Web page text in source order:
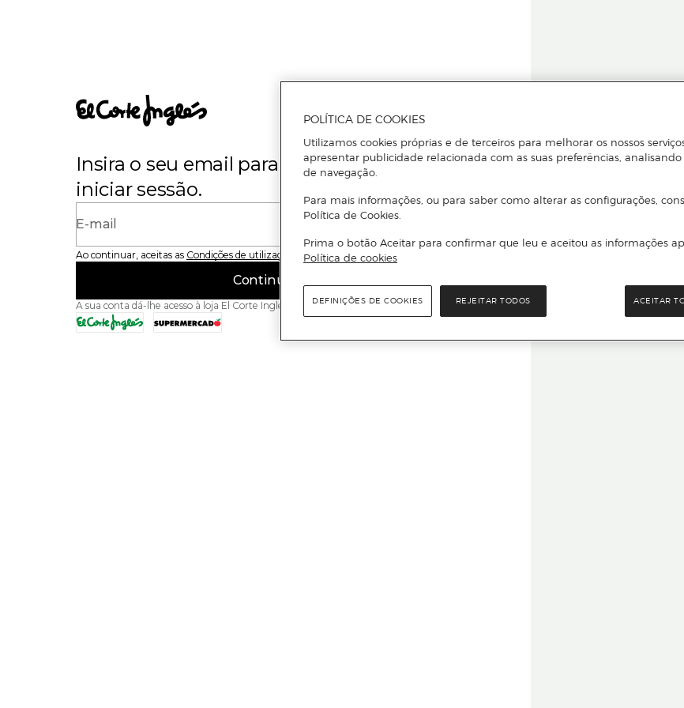
Insira o seu email para se registar ou
iniciar sessão.
E-mail
Ao continuar, aceitas as Condições de utilização do site
Continuar
A sua conta dá-lhe acesso à loja El Corte Inglés e ao Supermercado El Corte Inglés.
Para
Leia o
POLÍTICA DE COOKIES
Utilizamos cookies próprias e de terceiros para melhorar os nossos
apresentar publicidade relacionada com as suas preferências, analisando
de navegação.
Para mais informações, ou para saber como alterar as configurações,
Política de Cookies.
Prima o botão Aceitar para confirmar que leu e aceitou as informações
Política de cookies
REJEITAR TODOS ACEITAR
DEFINIÇÕES DE COOKIES